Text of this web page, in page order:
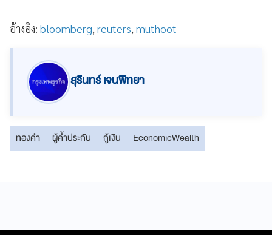
อ้างอิง: bloomberg, reuters, muthoot
สุรินทร์ เจนพิทยา
ทองคำ ผู้ค้ำประกัน กู้เงิน EconomicWealth